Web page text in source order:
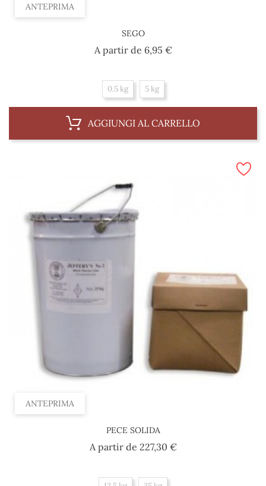
ANTEPRIMA
SEGO
A partir de 6,95 €Prezzo
0.5 kg 5 kg
AGGIUNGI AL CARRELLO
ANTEPRIMA
PECE SOLIDA
A partir de 227,30 €Prezzo